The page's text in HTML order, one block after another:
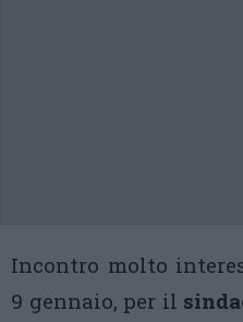
Incontro molto
9 gennaio, per il